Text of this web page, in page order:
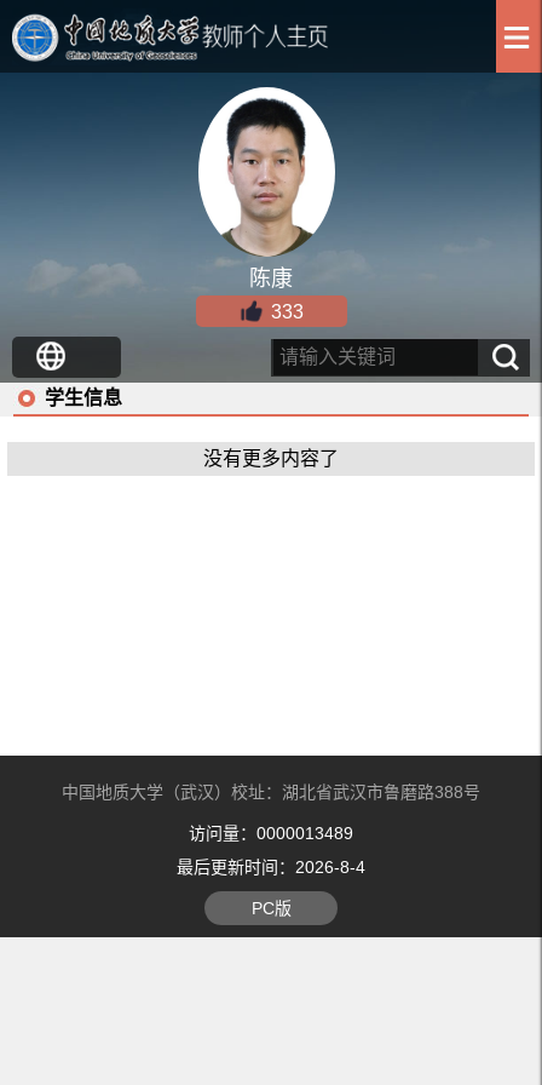
陈康
333
学生信息
没有更多内容了
中国地质大学（武汉）校址：湖北省武汉市鲁磨路388号
访问量： 0000013489
最后更新时间： 2026-8-4
PC版